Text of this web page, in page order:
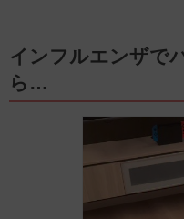
インフルエンザで
ら…